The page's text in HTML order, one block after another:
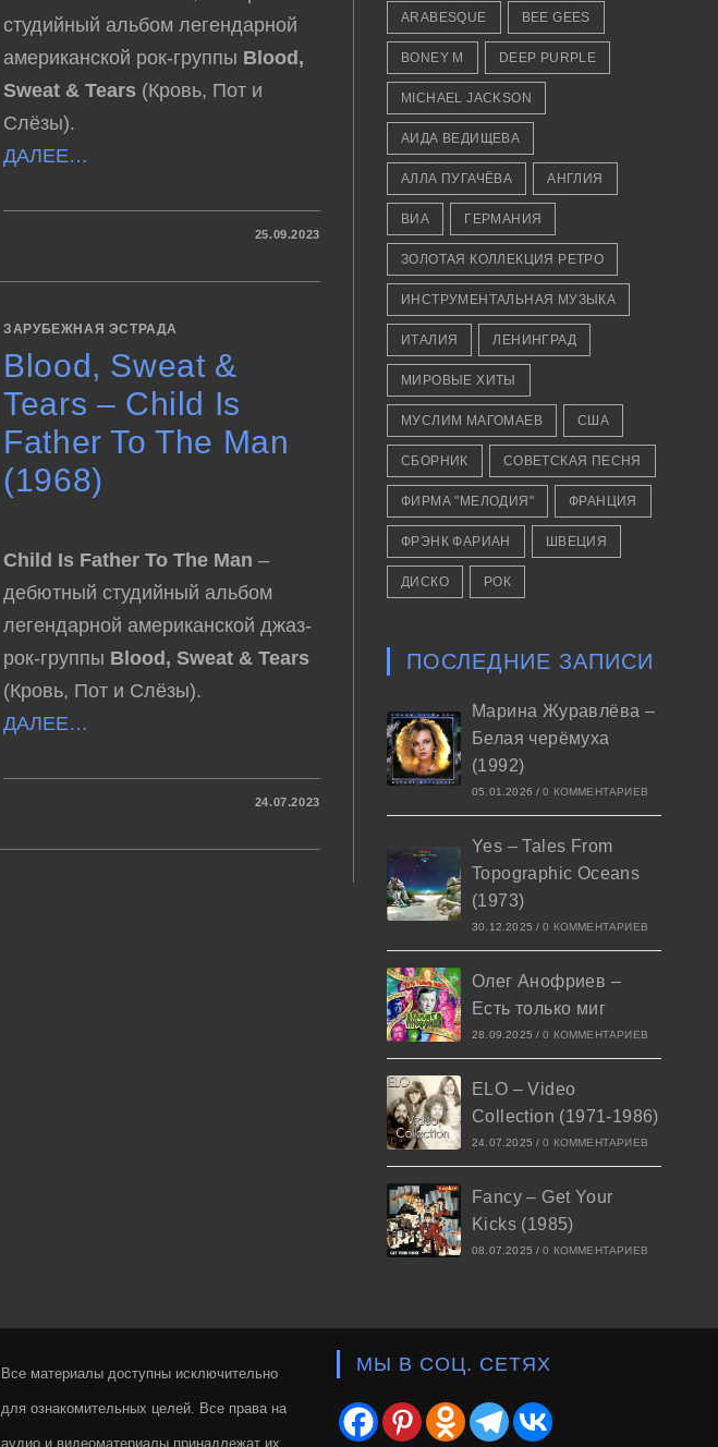
студийный альбом легендарной
американской рок-группы Blood,
Sweat & Tears (Кровь, Пот и
Слёзы).
ДАЛЕЕ…
(1970)
25.09.2023
ЗАРУБЕЖНАЯ ЭСТРАДА
Blood, Sweat &
Tears – Child Is
Father To The Man
(1968)
Child Is Father To The Man –
дебютный студийный альбом
легендарной американской джаз-
рок-группы Blood, Sweat & Tears
(Кровь, Пот и Слёзы).
ДАЛЕЕ…
24.07.2023
ARABESQUE BEE GEES
BONEY M DEEP PURPLE
MICHAEL JACKSON
АИДА ВЕДИЩЕВА
АЛЛА ПУГАЧЁВА АНГЛИЯ
ВИА ГЕРМАНИЯ
ЗОЛОТАЯ КОЛЛЕКЦИЯ РЕТРО
ИНСТРУМЕНТАЛЬНАЯ МУЗЫКА
ИТАЛИЯ ЛЕНИНГРАД
МИРОВЫЕ ХИТЫ
МУСЛИМ МАГОМАЕВ США
СБОРНИК СОВЕТСКАЯ ПЕСНЯ
ФИРМА "МЕЛОДИЯ" ФРАНЦИЯ
ФРЭНК ФАРИАН ШВЕЦИЯ
ДИСКО РОК
ПОСЛЕДНИЕ ЗАПИСИ
Марина Журавлёва –
Белая черёмуха
(1992)
05.01.2026 / 0 КОММЕНТАРИЕВ
Yes – Tales From
Topographic Oceans
(1973)
30.12.2025 / 0 КОММЕНТАРИЕВ
Олег Анофриев –
Есть только миг
28.09.2025 / 0 КОММЕНТАРИЕВ
ELO – Video
Collection (1971-1986)
24.07.2025 / 0 КОММЕНТАРИЕВ
Fancy – Get Your
Kicks (1985)
08.07.2025 / 0 КОММЕНТАРИЕВ
Все материалы доступны исключительно
для ознакомительных целей. Все права на
аудио и видеоматериалы принадлежат их
МЫ В СОЦ. СЕТЯХ